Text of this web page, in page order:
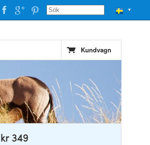
▼
Kundvagn
kr 349